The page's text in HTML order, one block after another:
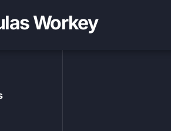
Workey